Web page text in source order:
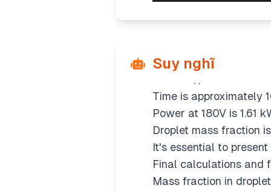
Suy nghĩ
P_ideal is 6.01 kW.
Time is approximately
Power at 180V is 1.61
Droplet mass fraction
It's essential to
Final calculations and
Mass fraction in